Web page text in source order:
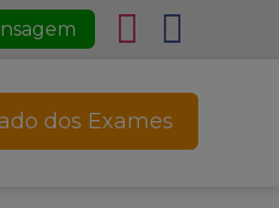
dos Exames